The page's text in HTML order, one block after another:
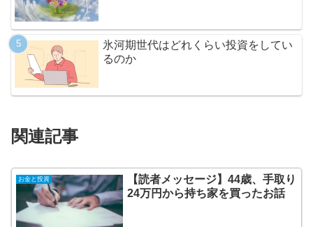
氷河期世代はどれくらい投資をしてい
るのか
関連記事
お金と投資
【読者メッセージ】44歳、手取り
24万円から持ち家を買ったお話